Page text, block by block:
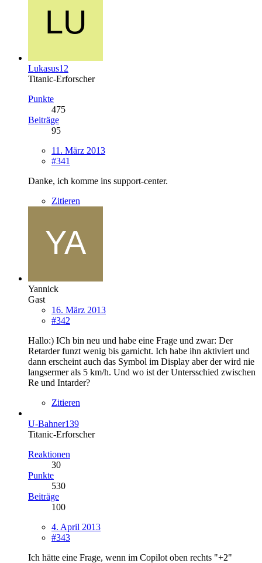
Lukasus12
Titanic-Erforscher
Punkte
475
Beiträge
95
11. März 2013
#341
Danke, ich komme ins support-center.
Zitieren
Yannick
Gast
16. März 2013
#342
Hallo:) ICh bin neu und habe eine Frage und zwar: Der
Retarder funzt wenig bis garnicht. Ich habe ihn aktiviert und
dann erscheint auch das Symbol im Display aber der wird nie
langsermer als 5 km/h. Und wo ist der Untersschied zwischen
Re und Intarder?
Zitieren
U-Bahner139
Titanic-Erforscher
Reaktionen
30
Punkte
530
Beiträge
100
4. April 2013
#343
Ich hätte eine Frage, wenn im Copilot oben rechts "+2"